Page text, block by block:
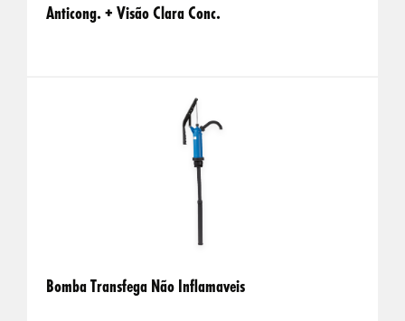
Anticong. + Visão Clara Conc.
Bomba Transfega Não Inflamaveis